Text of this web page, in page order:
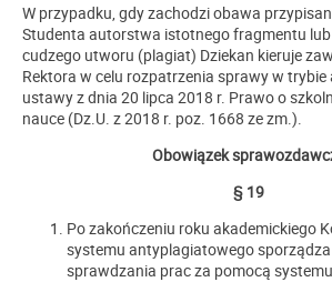
W przypadku, gdy zachodzi obawa
Studenta autorstwa istotnego fragmentu
cudzego utworu (plagiat) Dziekan kieruje
Rektora w celu rozpatrzenia sprawy w trybie
ustawy z dnia 20 lipca 2018 r. Prawo o
nauce (Dz.U. z 2018 r. poz. 1668 ze zm.).
Obowiązek
§ 19
Po zakończeniu roku akademickiego
systemu antyplagiatowego
sprawdzania prac za pomocą